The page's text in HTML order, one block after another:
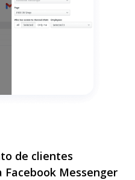
de clientes
Facebook Messenger